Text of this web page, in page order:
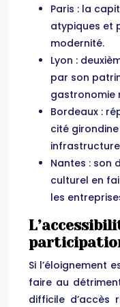
Paris : la
atypiques et
modernité.
Lyon :
par son
gastronomie
Bordeaux :
cité
Nantes : son
culturel en
les
Si l’éloignement
faire au
difficile d’accès